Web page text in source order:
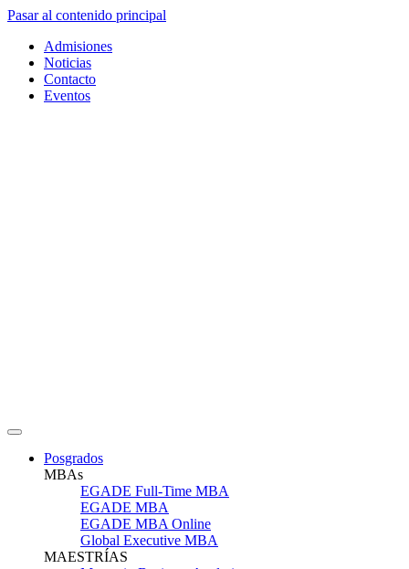
Pasar al contenido principal
Admisiones
Noticias
Contacto
Eventos
Posgrados
MBAs
EGADE Full-Time MBA
EGADE MBA
EGADE MBA Online
Global Executive MBA
MAESTRÍAS